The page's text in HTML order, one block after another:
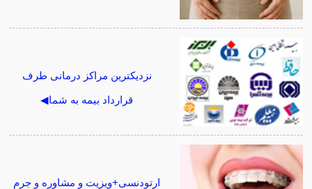
نزدیکترین مراکز درمانی طرف
قرارداد بیمه به شما◀
ارتودنسی+ویزیت و مشاوره و جرم